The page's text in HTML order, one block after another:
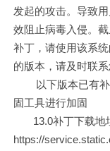
发起的攻击。导致
效阻止病毒入侵。
补丁，请使用该系
的版本，请及时联
以下版本已有补
固工具进行加固
13.0补丁下载地
https://